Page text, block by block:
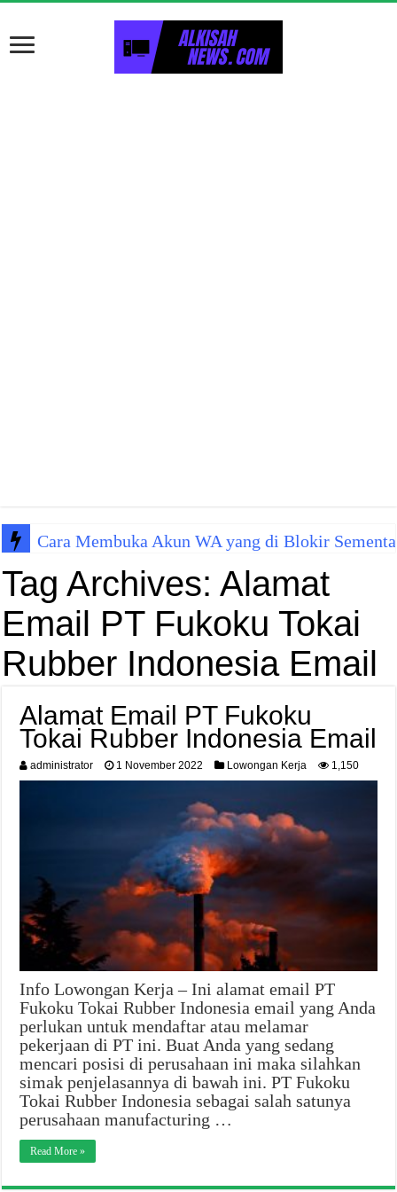
Cara Membuka Akun WA yang di Blokir
Tag Archives:Alamat
Email PT Fukoku Tokai
Rubber Indonesia Email
Alamat Email PT Fukoku
Tokai Rubber Indonesia Email
administrator 1 November 2022 Lowongan Kerja 1,150
Info Lowongan Kerja – Ini alamat email PT
Fukoku Tokai Rubber Indonesia email yang Anda
perlukan untuk mendaftar atau melamar
pekerjaan di PT ini. Buat Anda yang sedang
mencari posisi di perusahaan ini maka silahkan
simak penjelasannya di bawah ini. PT Fukoku
Tokai Rubber Indonesia sebagai salah satunya
perusahaan manufacturing …
Read More »